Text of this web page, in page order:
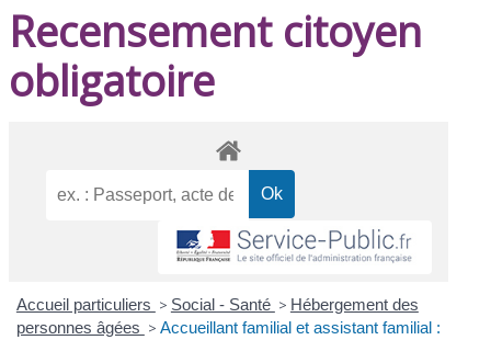
Recensement citoyen
obligatoire
Accueil particuliers > Social - Santé > Hébergement des
personnes âgées > Accueillant familial et assistant familial :